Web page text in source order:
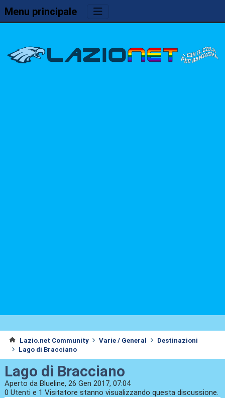
Menu principale
Lazio.net Community Varie / General
Destinazioni
Lago di Bracciano
Lago di Bracciano
Aperto da Blueline, 26 Gen 2017, 07:04
0 Utenti e 1 Visitatore stanno visualizzando questa discussione.